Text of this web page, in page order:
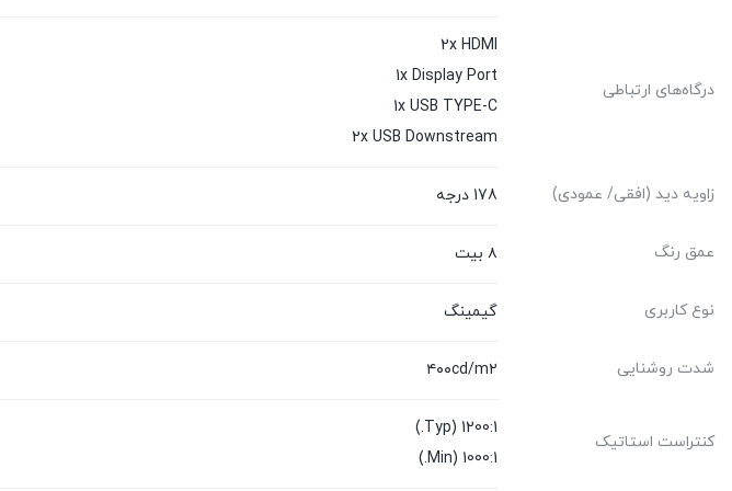
درگاه‌های ارتباطی
2x HDMI
1x Display Port
1x USB TYPE-C
2x USB Downstream
زاویه دید (افقی/ عمودی) 178 درجه
عمق رنگ ۸ بیت
نوع کاربری گیمینگ
شدت روشنایی ۴۰۰cd/m۲
کنتراست استاتیک
1200:1 (Typ.)
1000:1 (Min.)